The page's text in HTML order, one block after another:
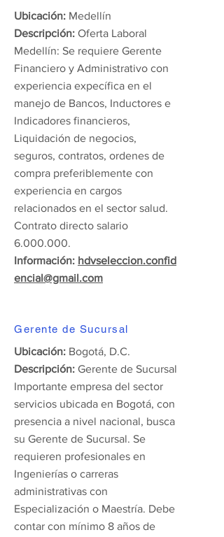
Ubicación: Medellín
Descripción: Oferta Laboral
Medellín: Se requiere Gerente
Financiero y Administrativo con
experiencia expecífica en el
manejo de Bancos, Inductores e
Indicadores financieros,
Liquidación de negocios,
seguros, contratos, ordenes de
compra preferiblemente con
experiencia en cargos
relacionados en el sector salud.
Contrato directo salario
6.000.000.
Información: hdvseleccion.confid
encial@gmail.com
Gerente de Sucursal
Ubicación: Bogotá, D.C.
Descripción: Gerente de Sucursal
Importante empresa del sector
servicios ubicada en Bogotá, con
presencia a nivel nacional, busca
su Gerente de Sucursal. Se
requieren profesionales en
Ingenierías o carreras
administrativas con
Especialización o Maestría. Debe
contar con mínimo 8 años de